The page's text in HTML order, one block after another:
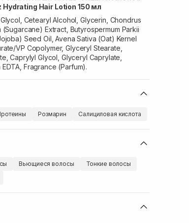
Hair Lotion 150 мл
Cetearyl Alcohol, Glycerin, Chondrus
Extract, Butyrospermum Parkii
Seed Oil, Avena Sativa (Oat) Kernel
VP Copolymer, Glyceryl Stearate,
Caprylyl Glycol, Glyceryl Caprylate,
Fragrance (Parfum).
Розмарин Салициловая кислота
Вьющиеся волосы
Тонкие волосы